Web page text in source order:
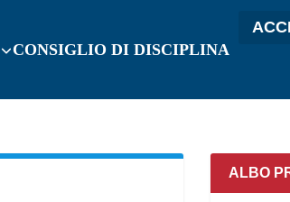
CONSIGLIO DI DISCIPLINA
ALBO